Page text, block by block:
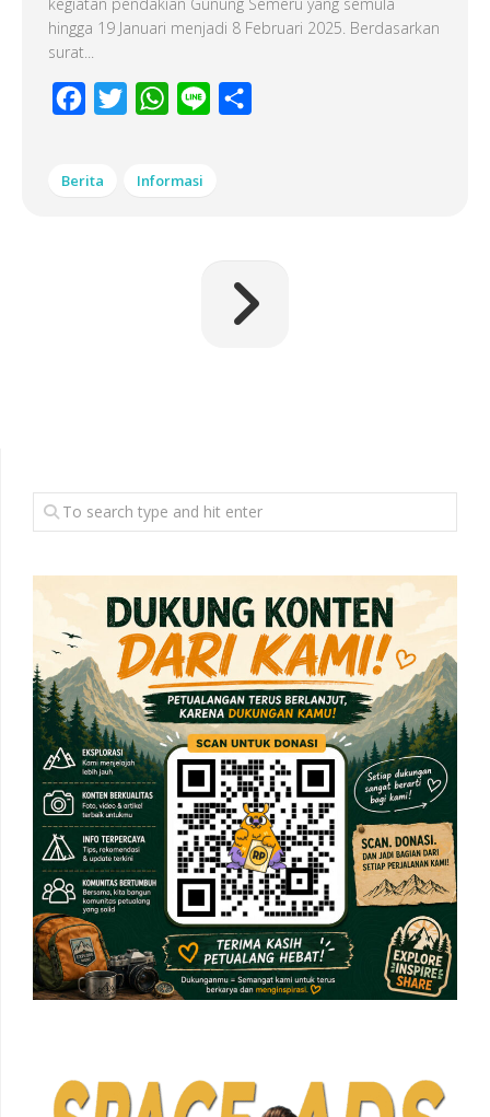
hingga 19 Januari menjadi 8 Februari 2025. Berdasarkan
surat...
Facebook
Twitter WhatsApp
Line
Berita Informasi